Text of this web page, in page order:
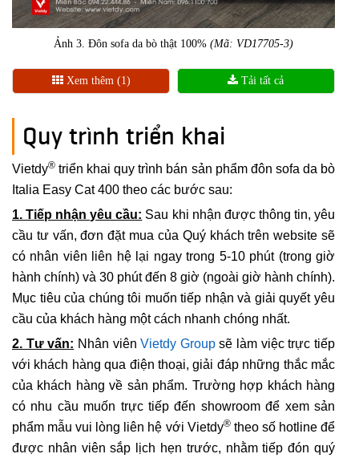
Ảnh 3. Đôn sofa da bò thật 100% (Mã: VD17705-3)
Xem thêm (1) Tải tất cả
Quy trình triển khai
Vietdy® triển khai quy trình bán sản phẩm đôn sofa da bò
Italia Easy Cat 400 theo các bước sau:
1. Tiếp nhận yêu cầu: Sau khi nhận được thông tin, yêu
cầu tư vấn, đơn đặt mua của Quý khách trên website sẽ
có nhân viên liên hệ lại ngay trong 5-10 phút (trong giờ
hành chính) và 30 phút đến 8 giờ (ngoài giờ hành chính).
Mục tiêu của chúng tôi muốn tiếp nhận và giải quyết yêu
cầu của khách hàng một cách nhanh chóng nhất.
2. Tư vấn: Nhân viênVietdy Groupsẽ làm việc trực tiếp
với khách hàng qua điện thoại, giải đáp những thắc mắc
của khách hàng về sản phẩm. Trường hợp khách hàng
có nhu cầu muốn trực tiếp đến showroom để xem sản
phẩm mẫu vui lòng liên hệ với Vietdy®theo số hotline để
được nhân viên sắp lịch hẹn trước, nhằm tiếp đón quý